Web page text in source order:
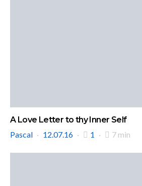
A Love Letter to thy Inner Self
Pascal
12.07.16 1 7 min